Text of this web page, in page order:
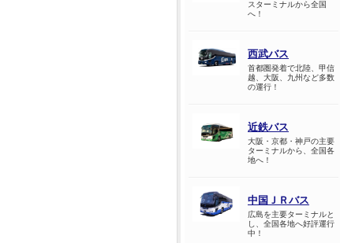
スターミナルから全国
へ！
西武バス
首都圏発着で北陸、甲信
越、大阪、九州など多数
の運行！
近鉄バス
大阪・京都・神戸の主要
ターミナルから、全国各
地へ！
中国ＪＲバス
広島を主要ターミナルと
し、全国各地へ好評運行
中！